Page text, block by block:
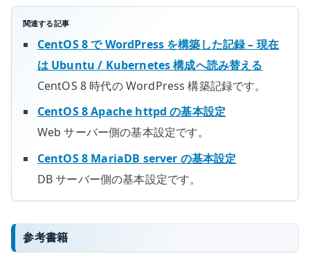
関連する記事
CentOS 8 で WordPress を構築した記録 – 現在
は Ubuntu / Kubernetes 構成へ読み替える
CentOS 8 時代の WordPress 構築記録です。
CentOS 8 Apache httpd の基本設定
Web サーバー側の基本設定です。
CentOS 8 MariaDB server の基本設定
DB サーバー側の基本設定です。
参考書籍